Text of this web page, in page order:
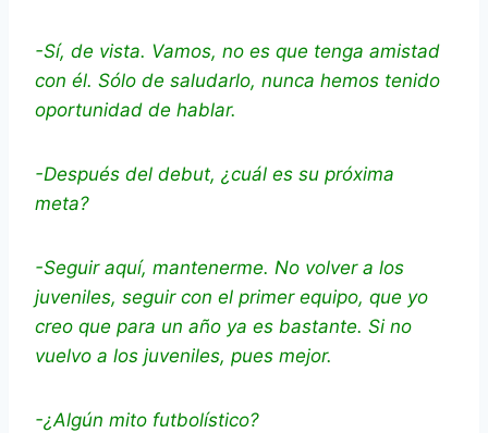
-Sí, de vista. Vamos, no es que tenga amistad
con él. Sólo de saludarlo, nunca hemos tenido
oportunidad de hablar.
-Después del debut, ¿cuál es su próxima
meta?
-Seguir aquí, mantenerme. No volver a los
juveniles, seguir con el primer equipo, que yo
creo que para un año ya es bastante. Si no
vuelvo a los juveniles, pues mejor.
-¿Algún mito futbolístico?